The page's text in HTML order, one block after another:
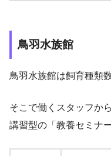
鳥羽水族館
鳥羽水族館は飼育種類
そこで働くスタッフか
講習型の「教養セミナ